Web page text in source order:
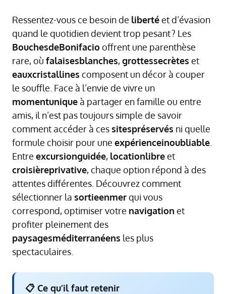
Ressentez-vous ce besoin de libertéet d’évasion
quand le quotidien devient trop pesant ? Les
BouchesdeBonifacio offrent une parenthèse
rare, où falaisesblanches,grottessecrètes et
eauxcristallines composent un décor à couper
le souffle. Face à l’envie de vivre un
momentuniqueà partager en famille ou entre
amis, il n’est pas toujours simple de savoir
comment accéder à ces sitespréservés ni quelle
formule choisir pour une expérienceinoubliable
Entre excursionguidée, locationlibreet
croisièreprivative, chaque option répond à des
attentes différentes. Découvrez comment
sélectionner la sortieenmerqui vous
correspond, optimiser votre navigation et
profiter pleinement des
paysagesméditerranéens les plus
spectaculaires.
📋 Ce qu’il faut retenir